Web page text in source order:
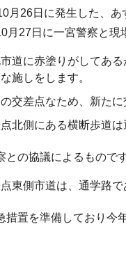
月26日に発生した、
月27日に一宮警察と現
道に赤塗りがしてあ
施しをします。
交差点なため、新た
北側にある横断歩道
との協議によるもので
東側市道は、通学路
措置を準備しており今